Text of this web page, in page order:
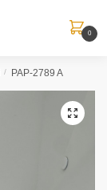
0
/ PAP-2789 A